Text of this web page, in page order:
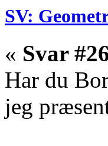
SV:
« Svar
Har du
jeg